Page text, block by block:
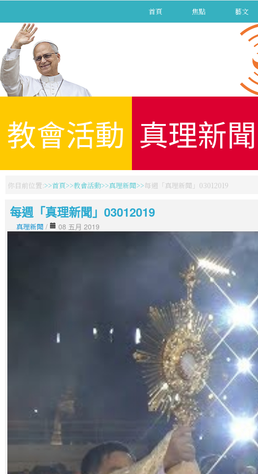
首頁 焦點 藝文
教會活動 真理新聞
你目前位置: 首頁 教會活動 真理新聞 每週「真理新聞」03012019
每週「真理新聞」03012019
真理新聞 / 08 五月 2019